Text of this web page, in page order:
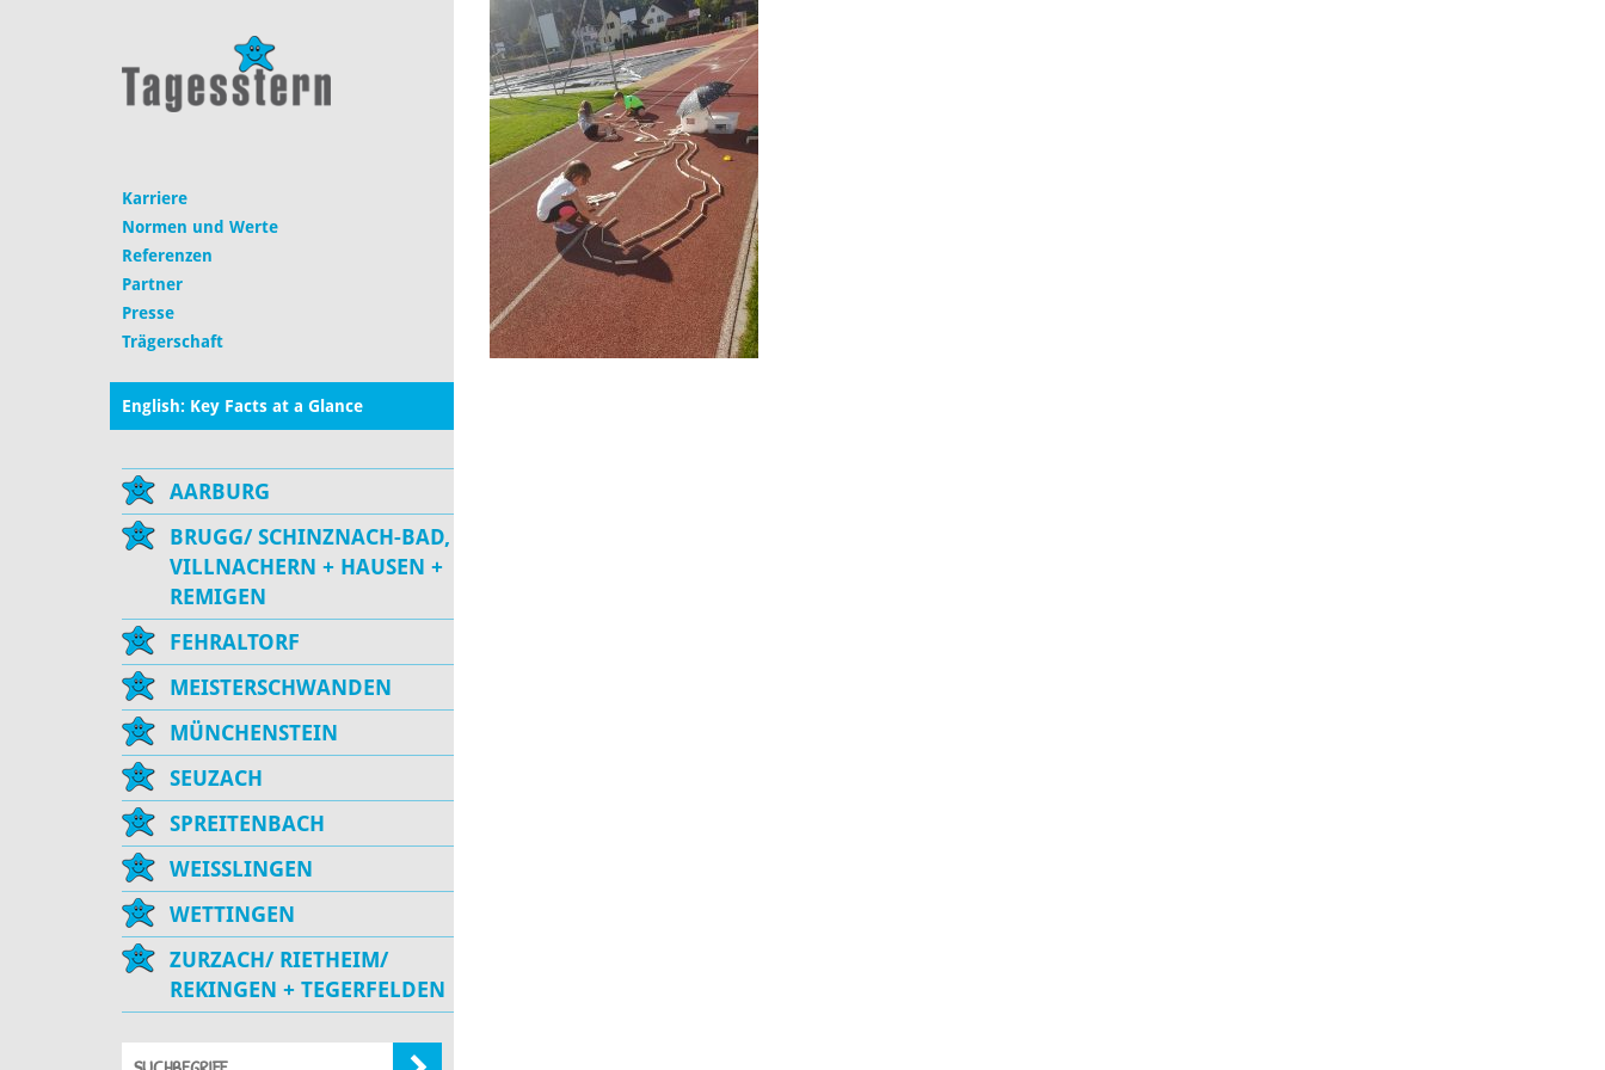
Karriere
Normen und Werte
Referenzen
Partner
Presse
Trägerschaft
English: Key Facts at a Glance
AARBURG
BRUGG/ SCHINZNACH-BAD,
VILLNACHERN + HAUSEN +
REMIGEN
FEHRALTORF
MEISTERSCHWANDEN
MÜNCHENSTEIN
SEUZACH
SPREITENBACH
WEISSLINGEN
WETTINGEN
ZURZACH/ RIETHEIM/
REKINGEN + TEGERFELDEN